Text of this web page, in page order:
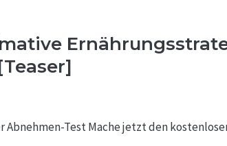
Abnehmen-Test Mache jetzt den